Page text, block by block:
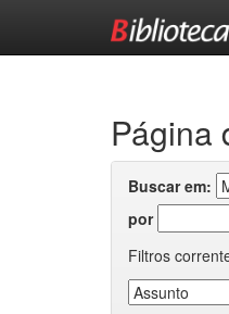
Página
Buscar em:
por
Filtros